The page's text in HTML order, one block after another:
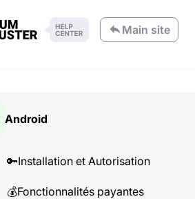
Main site
Android
🔑Installation et Autorisation
💰Fonctionnalités payantes